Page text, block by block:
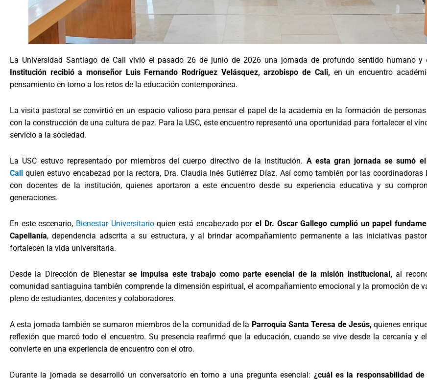
La Universidad Santiago de Cali vivió el pasado 26 de junio de 2026 una jornada de profundo sentido humano y
Institución recibió a monseñor Luis Fernando Rodríguez Velásquez, arzobispo de Cali, en un encuentro
pensamiento en torno a los retos de la educación contemporánea.
La visita pastoral se convirtió en un espacio valioso para pensar el papel de la academia en la formación de
con la construcción de una cultura de paz. Para la USC, este encuentro representó una oportunidad para fortalecer el
servicio a la sociedad.
La USC estuvo representado por miembros del cuerpo directivo de la institución. A esta gran jornada se sumó
Cali quien estuvo encabezad por la rectora, Dra. Claudia Inés Gutiérrez Díaz. Así como también por las
con docentes de la institución, quienes aportaron a este encuentro desde su experiencia educativa y su
generaciones.
En este escenario, Bienestar Universitarioquien está encabezado porel Dr. Oscar Gallego cumplió un papel
Capellanía, dependencia adscrita a su estructura, y al brindar acompañamiento permanente a las iniciativas
fortalecen la vida universitaria.
Desde la Dirección de Bienestar se impulsa este trabajo como parte esencial de la misión institucional,al
comunidad santiaguina también comprende la dimensión espiritual, el acompañamiento emocional y la promoción de
pleno de estudiantes, docentes y colaboradores.
A esta jornada también se sumaron miembros de la comunidad de la Parroquia Santa Teresa de Jesús,quienes
reflexión que marcó todo el encuentro. Su presencia reafirmó que la educación, cuando se vive desde la cercanía y
convierte en una experiencia de encuentro con el otro.
Durante la jornada se desarrolló un conversatorio en torno a una pregunta esencial: ¿cuál es la responsabilidad